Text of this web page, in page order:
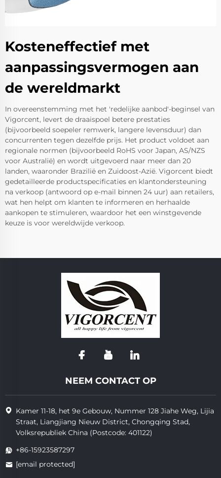
Kosteneffectief met
aanpassingsvermogen aan
de wereldmarkt
In overeenstemming met het 'redelijke aanbod'-beginsel van
Vigorcent, levert de draaispoel betere prestaties
(bijvoorbeeld soepeler remwerk, langere levensduur) dan
concurrenten tegen dezelfde prijs. Het product voldoet aan
regionale normen (bijvoorbeeld RoHS voor Japan, AS/NZS
voor Australië) en wordt uitgevoerd naar meer dan 20
landen, waaronder Brazilië en Zuidoost-Azië. Vigorcent biedt
gedetailleerde productspecificaties en klantondersteuning
na verkoop (antwoord op e-mail binnen 24 uur) aan retailers,
wat hen helpt om klanten te informeren en herhaalde
aankopen te stimuleren, waardoor het een winstgevende
keuze is voor wereldwijde verkoop.
NEEM CONTACT OP
Kamer 11-18, het 9e Gebouw, Nummer 128 Jiahe Weg, Lijia
Straat, Liangjiang Nieuw District, Chongqing Stad,
Volksrepubliek China (Postcode: 401122)
+86-15923587297
[email protected]